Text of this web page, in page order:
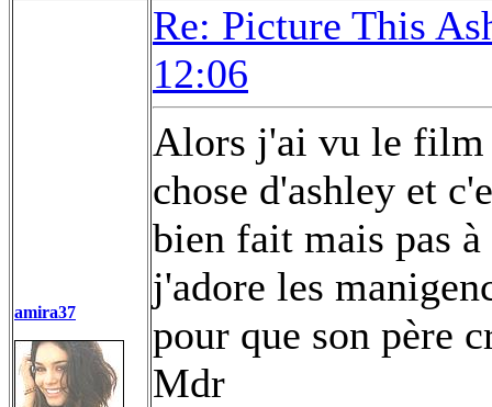
amira37
Re: Picture This
12:06
Alors j'ai vu le film
chose d'ashley et
bien fait mais pas
j'adore les
pour que son père
Mdr